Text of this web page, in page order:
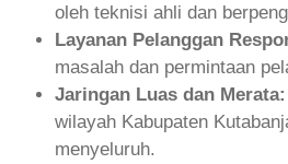
oleh teknisi ahli dan
Layanan Pelanggan
masalah dan permintaan
Jaringan Luas dan Merata:
wilayah Kabupaten
menyeluruh.